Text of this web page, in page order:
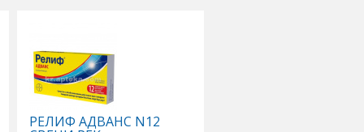
РЕЛИФ АДВАНС N12